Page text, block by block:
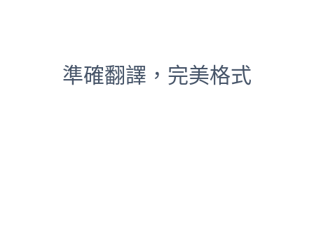
準確翻譯，完美格式